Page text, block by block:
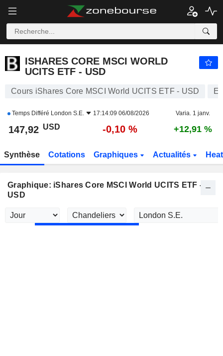
ISHARES CORE MSCI WORLD
UCITS ETF - USD
Cours iShares Core MSCI World UCITS ETF - USD
Temps Différé London S.E. 17:14:09 06/08/2026 Varia. 1 janv.
147,92 USD -0,10 % +12,91 %
Synthèse Cotations Graphiques Actualités
Graphique: iShares Core MSCI World UCITS ETF -
USD